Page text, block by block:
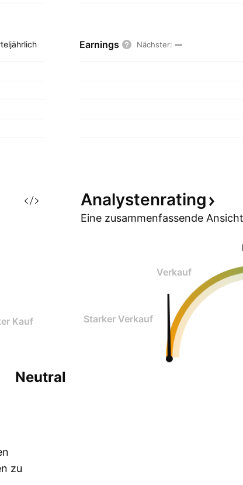
Earnings Nächster: —
Kauf
Neutral
Analystenrating
Eine zusammenfassende
Verkauf
Starker Verkauf
zu